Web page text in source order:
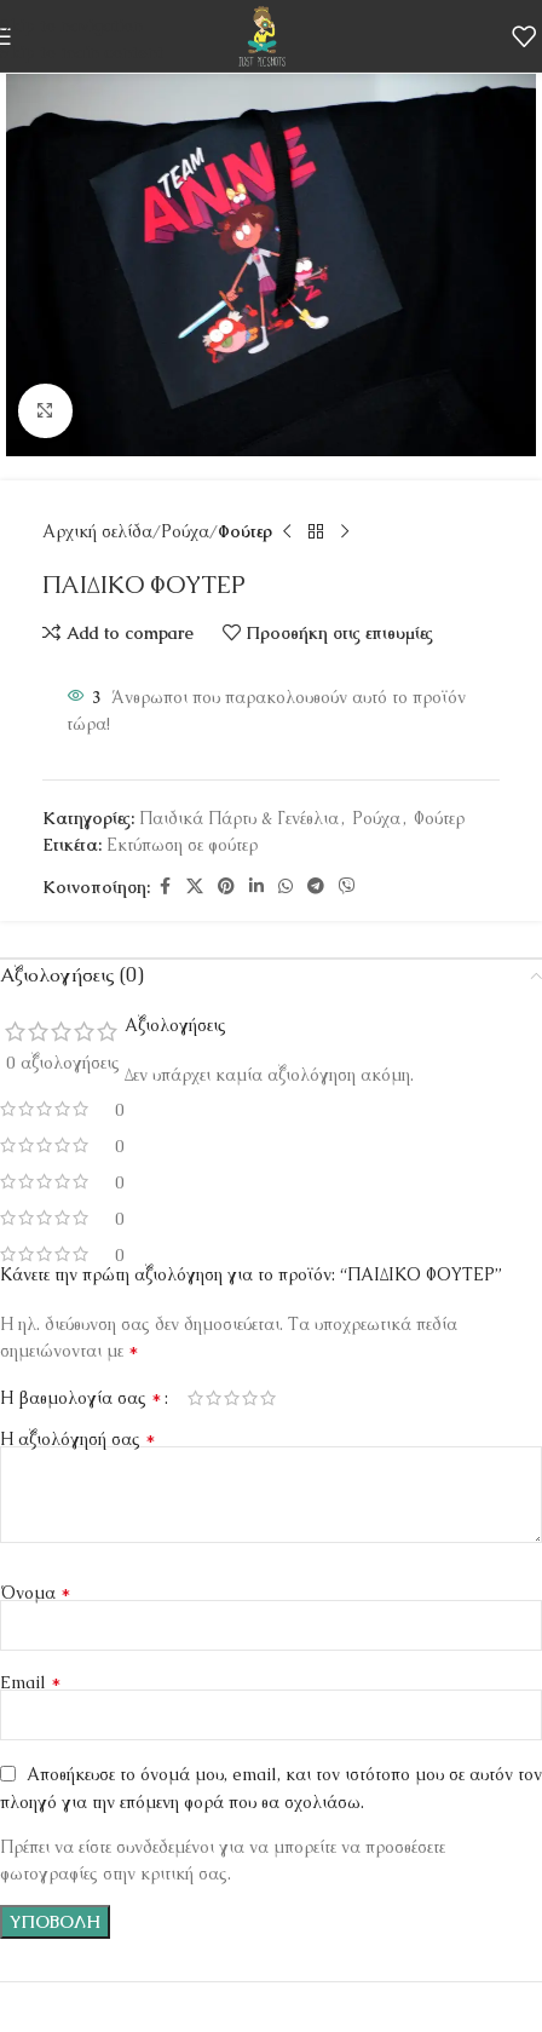
Skip to navigation
Skip to main content
Κάντε κλικ για μεγέθυνση
Αρχική σελίδα Ρούχα Φούτερ
ΠΑΙΔΙΚΟ ΦΟΥΤΕΡ
Add to compare Προσθήκη στις επιθυμίες
3 Άνθρωποι που παρακολουθούν αυτό το προϊόν
τώρα!
Κατηγορίες: Παιδικά Πάρτυ & Γενέθλια, Ρούχα, Φούτερ
Ετικέτα: Εκτύπωση σε φούτερ
Κοινοποίηση:
Αξιολογήσεις (0)
0 αξιολογήσεις
0
0
0
0
0
Αξιολογήσεις
Δεν υπάρχει καμία αξιολόγηση ακόμη.
Κάνετε την πρώτη αξιολόγηση για το προϊόν: “ΠΑΙΔΙΚΟ ΦΟΥΤΕΡ”
Η ηλ. διεύθυνση σας δεν δημοσιεύεται. Τα υποχρεωτικά πεδία
σημειώνονται με *
Η βαθμολογία σας *
Η αξιολόγησή σας *
Όνομα *
Email *
Αποθήκευσε το όνομά μου, email, και τον ιστότοπο μου σε αυτόν τον
πλοηγό για την επόμενη φορά που θα σχολιάσω.
Πρέπει να είστε συνδεδεμένοι για να μπορείτε να προσθέσετε
φωτογραφίες στην κριτική σας.